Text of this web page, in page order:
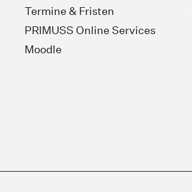
Termine & Fristen
PRIMUSS Online Services
Moodle